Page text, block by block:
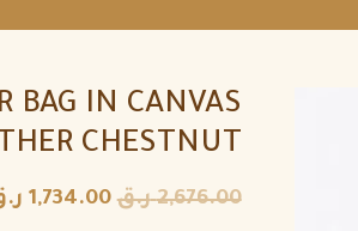
BAG IN CANVAS
CHESTNUT
2,676.00 ر.ق 1,734.00